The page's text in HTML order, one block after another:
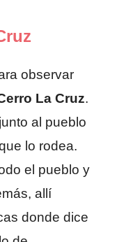
observar
La Cruz.
al pueblo
lo rodea.
el pueblo y
allí
donde dice